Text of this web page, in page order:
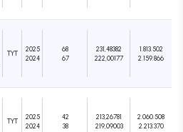
TYT
2025
2024
68
67
231,48382
222,00177
1.813.502
2.159.866
TYT
2025
2024
42
38
213,26781
219,09003
2.060.508
2.213.370